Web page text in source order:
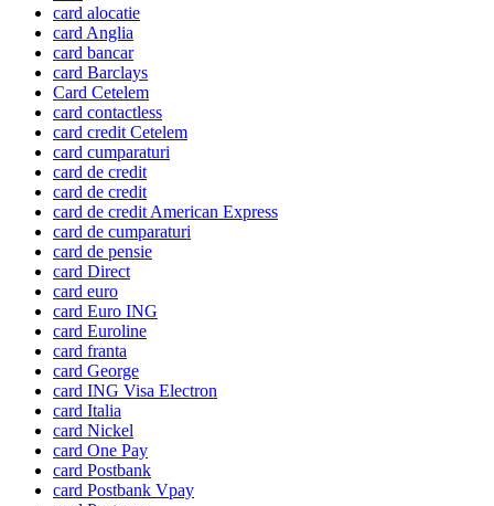
card alocatie
card Anglia
card bancar
card Barclays
Card Cetelem
card contactless
card credit Cetelem
card cumparaturi
card de credit
card de credit
card de credit American Express
card de cumparaturi
card de pensie
card Direct
card euro
card Euro ING
card Euroline
card franta
card George
card ING Visa Electron
card Italia
card Nickel
card One Pay
card Postbank
card Postbank Vpay